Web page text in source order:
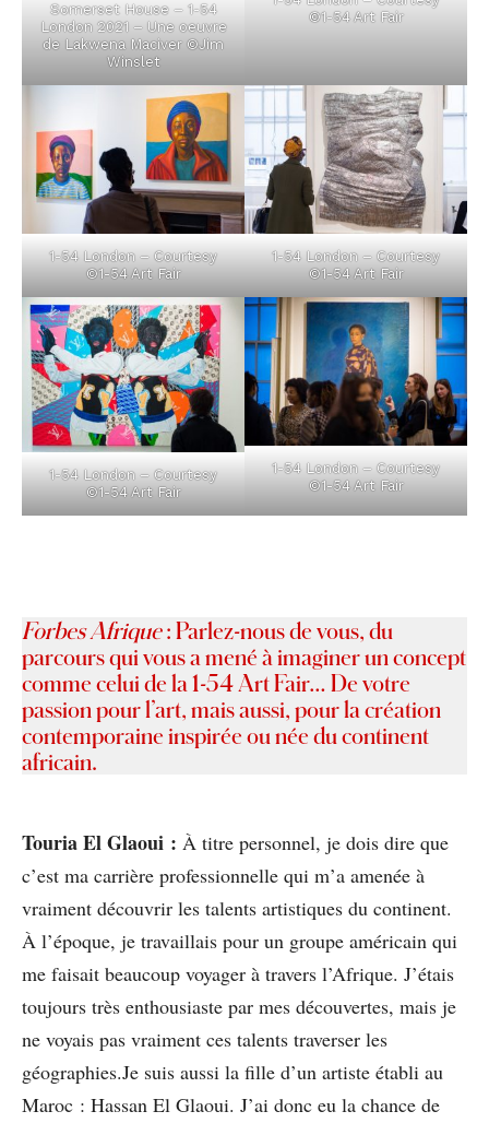
Somerset House – 1-54
London 2021 – Une oeuvre
de Lakwena Maciver ©Jim
Winslet
©1-54 Art Fair
1-54 London – Courtesy
©1-54 Art Fair
1-54 London – Courtesy
©1-54 Art Fair
1-54 London – Courtesy
©1-54 Art Fair
1-54 London – Courtesy
©1-54 Art Fair
Forbes Afrique: Parlez-nous de vous, du
parcours qui vous a mené à imaginer un concept
comme celui de la 1-54 Art Fair… De votre
passion pour l’art, mais aussi, pour la création
contemporaine inspirée ou née du continent
africain.
Touria El Glaoui : À titre personnel, je dois dire que
c’est ma carrière professionnelle qui m’a amenée à
vraiment découvrir les talents artistiques du continent.
À l’époque, je travaillais pour un groupe américain qui
me faisait beaucoup voyager à travers l’Afrique. J’étais
toujours très enthousiaste par mes découvertes, mais je
ne voyais pas vraiment ces talents traverser les
géographies.Je suis aussi la fille d’un artiste établi au
Maroc : Hassan El Glaoui. J’ai donc eu la chance de